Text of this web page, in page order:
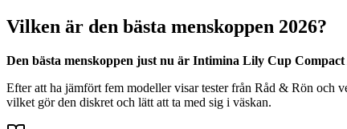
Vilken är den bästa menskoppen 2026?
Den bästa menskoppen just nu är Intimina Lily Cup
Efter att ha jämfört fem modeller visar tester från Råd & Rön och
vilket gör den diskret och lätt att ta med sig i väskan.